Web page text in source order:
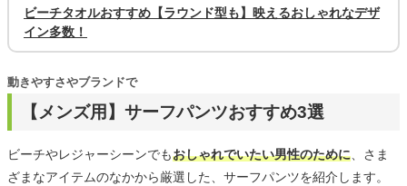
ビーチタオルおすすめ【ラウンド型も】映えるおしゃれなデザ
イン多数！
【メンズ用】サーフパンツおすすめ3選
動きやすさやブランドで
ビーチやレジャーシーンでもおしゃれでいたい男性のために 、さま
ざまなアイテムのなかから厳選した、サーフパンツを紹介します。